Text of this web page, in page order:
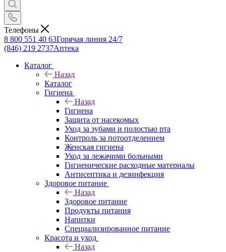
Телефоны
8 800 551 40 63Горячая линия 24/7
(846) 219 2737Аптека
Каталог
Назад
Каталог
Гигиена
Назад
Гигиена
Защита от насекомых
Уход за зубами и полостью рта
Контроль за потоотделением
Женская гигиена
Уход за лежачими больными
Гигиенические расходные материалы
Антисептика и дезинфекция
Здоровое питание
Назад
Здоровое питание
Продукты питания
Напитки
Специализированное питание
Красота и уход
Назад